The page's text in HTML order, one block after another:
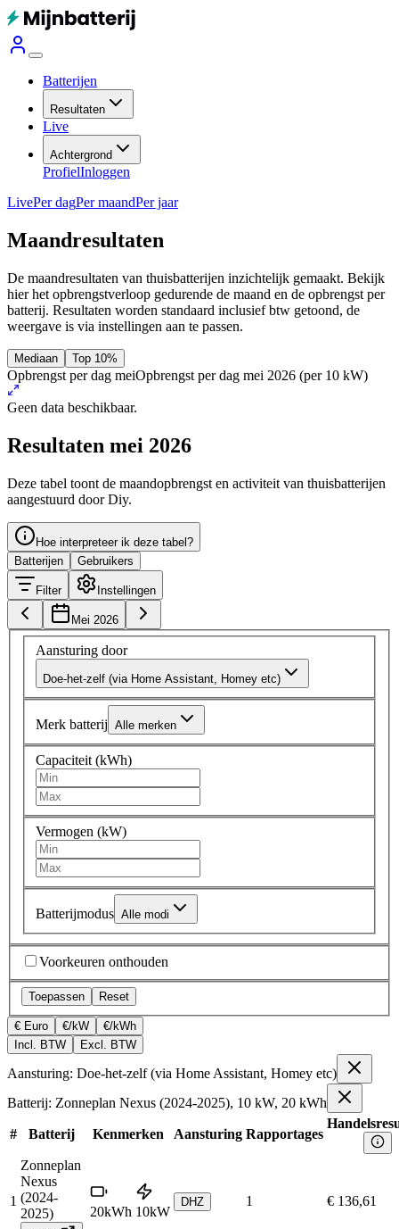
Batterijen
Resultaten
Live
Achtergrond
ProfielInloggen
LivePer dagPer maandPer jaar
Maandresultaten
De maandresultaten van thuisbatterijen inzichtelijk gemaakt. Bekijk
hier het opbrengstverloop gedurende de maand en de opbrengst per
batterij. Resultaten worden standaard inclusief btw getoond, de
weergave is via instellingen aan te passen.
Mediaan Top 10%
Opbrengst per dag meiOpbrengst per dag mei 2026 (per 10 kW)
Geen data beschikbaar.
Resultaten mei 2026
Deze tabel toont de maandopbrengst en activiteit van thuisbatterijen
aangestuurd door Diy.
Hoe interpreteer ik deze tabel?
Batterijen
Gebruikers
Filter Instellingen
Mei 2026
Aansturing door
Doe-het-zelf (via Home Assistant, Homey etc)
Merk batterij Alle merken
Capaciteit (kWh)
Vermogen (kW)
Batterijmodus Alle modi
Voorkeuren onthouden
Toepassen Reset
€ Euro €/kW
€/kWh
Incl. BTW
Excl. BTW
Aansturing: Doe-het-zelf (via Home Assistant, Homey etc)
Batterij: Zonneplan Nexus (2024-2025), 10 kW, 20 kWh
# Batterij Kenmerken Aansturing Rapportages
1
Zonneplan
Nexus
(2024-
2025)
20kWh 10kW
DHZ 1 € 136,61